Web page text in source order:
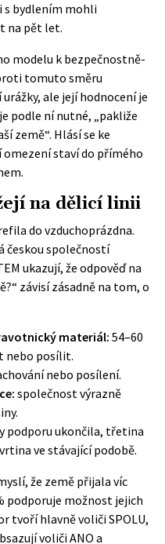
s bydlením mohli
na pět let.
modelu k bezpečnostně-
tomuto směru
ale její hodnocení je
podle ní nutné, „pakliže
země“. Hlásí se ke
omezení staví do přímého
na dělicí linii
do vzduchoprázdna.
českou společností
ukazují, že odpověď na
závisí zásadně na tom, o
materiál: 54–60
nebo posílit.
nebo posílení.
společnost výrazně
podporu ukončila, třetina
ve stávající podobě.
že země přijala víc
podporuje možnost jejich
tvoří hlavně voliči SPOLU,
voliči ANO a